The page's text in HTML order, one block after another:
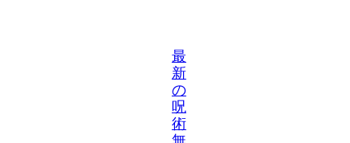
最
新
の
呪
術